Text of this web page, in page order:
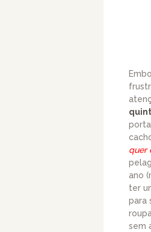
quer
ano
ter
para
sem